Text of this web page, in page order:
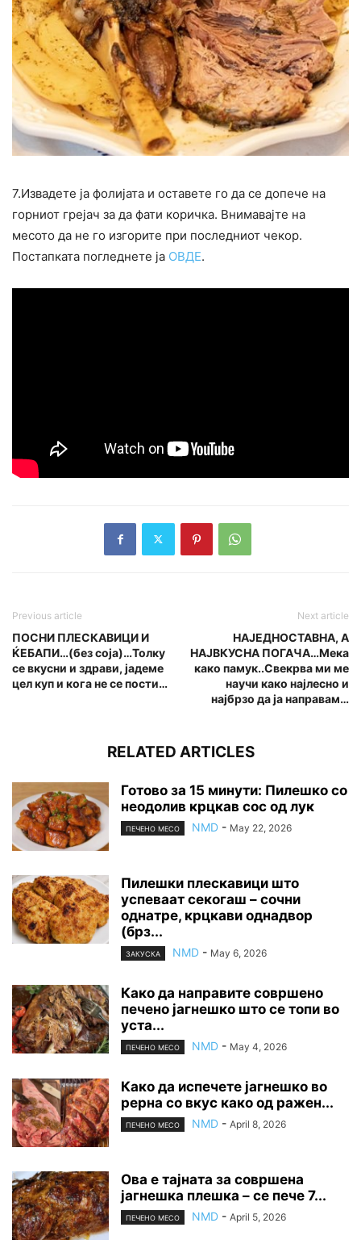
7.Извадете ја фолијата и оставете го да се допече на
горниот грејач за да фати коричка. Внимавајте на
месото да не го изгорите при последниот чекор.
Постапката погледнете ја ОВДЕ.
Previous article
ПОСНИ ПЛЕСКАВИЦИ И
ЌЕБАПИ…(без соја)…Толку
се вкусни и здрави, јадеме
цел куп и кога не се пости…
Next article
НАЈЕДНОСТАВНА, А
НАЈВКУСНА ПОГАЧА…Мека
како памук..Свекрва ми ме
научи како најлесно и
најбрзо да ја направам…
RELATED ARTICLES
Готово за 15 минути: Пилешко со
неодолив крцкав сос од лук
ПЕЧЕНО МЕСО NMD - May 22, 2026
Пилешки плескавици што
успеваат секогаш – сочни
однатре, крцкави однадвор
(брз...
ЗАКУСКА NMD - May 6, 2026
Како да направите совршено
печено јагнешко што се топи во
уста...
ПЕЧЕНО МЕСО NMD - May 4, 2026
Како да испечете јагнешко во
рерна со вкус како од ражен...
ПЕЧЕНО МЕСО NMD - April 8, 2026
Ова е тајната за совршена
јагнешка плешка – се пече 7...
ПЕЧЕНО МЕСО NMD - April 5, 2026